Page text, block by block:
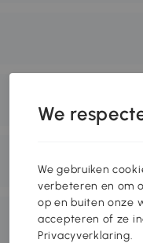
We
We gebruiken
verbeteren en om
op en buiten onze
accepteren of ze
Privacyverklaring.